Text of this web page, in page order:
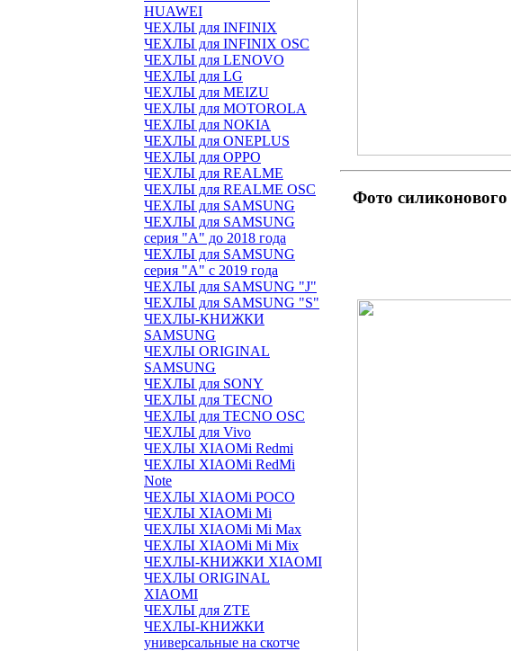
HUAWEI
ЧЕХЛЫ для INFINIX
ЧЕХЛЫ для INFINIX OSC
ЧЕХЛЫ для LENOVO
ЧЕХЛЫ для LG
ЧЕХЛЫ для MEIZU
ЧЕХЛЫ для MOTOROLA
ЧЕХЛЫ для NOKIA
ЧЕХЛЫ для ONEPLUS
ЧЕХЛЫ для OPPO
ЧЕХЛЫ для REALME
ЧЕХЛЫ для REALME OSC
ЧЕХЛЫ для SAMSUNG
ЧЕХЛЫ для SAMSUNG
серия "A" до 2018 года
ЧЕХЛЫ для SAMSUNG
серия "A" с 2019 года
ЧЕХЛЫ для SAMSUNG "J"
ЧЕХЛЫ для SAMSUNG "S"
ЧЕХЛЫ-КНИЖКИ
SAMSUNG
ЧЕХЛЫ ORIGINAL
SAMSUNG
ЧЕХЛЫ для SONY
ЧЕХЛЫ для TECNO
ЧЕХЛЫ для TECNO OSC
ЧЕХЛЫ для Vivo
ЧЕХЛЫ XIAOMi Redmi
ЧЕХЛЫ XIAOMi RedMi
Note
ЧЕХЛЫ XIAOMi POCO
ЧЕХЛЫ XIAOMi Mi
ЧЕХЛЫ XIAOMi Mi Max
ЧЕХЛЫ XIAOMi Mi Mix
ЧЕХЛЫ-КНИЖКИ XIAOMI
ЧЕХЛЫ ORIGINAL
XIAOMI
ЧЕХЛЫ для ZTE
ЧЕХЛЫ-КНИЖКИ
универсальные на скотче
Фото